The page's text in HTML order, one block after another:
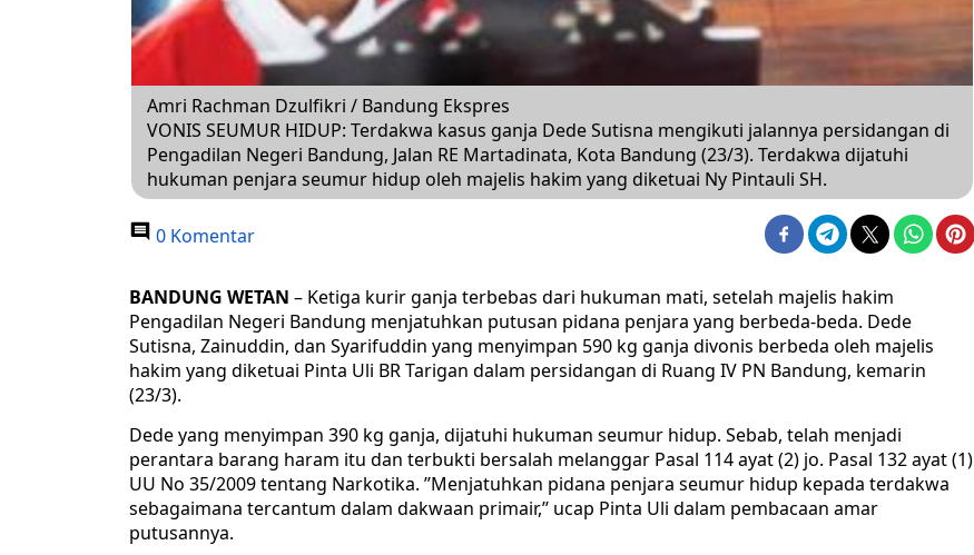
Amri Rachman Dzulfikri / Bandung Ekspres
VONIS SEUMUR HIDUP: Terdakwa kasus ganja Dede Sutisna mengikuti jalannya persidangan di
Pengadilan Negeri Bandung, Jalan RE Martadinata, Kota Bandung (23/3). Terdakwa dijatuhi
hukuman penjara seumur hidup oleh majelis hakim yang diketuai Ny Pintauli SH.
0 Komentar
BANDUNG WETAN – Ketiga kurir ganja terbebas dari hukuman mati, setelah majelis hakim
Pengadilan Negeri Bandung menjatuhkan putusan pidana penjara yang berbeda-beda. Dede
Sutisna, Zainuddin, dan Syarifuddin yang menyimpan 590 kg ganja divonis berbeda oleh majelis
hakim yang diketuai Pinta Uli BR Tarigan dalam persidangan di Ruang IV PN Bandung, kemarin
(23/3).
Dede yang menyimpan 390 kg ganja, dijatuhi hukuman seumur hidup. Sebab, telah menjadi
perantara barang haram itu dan terbukti bersalah melanggar Pasal 114 ayat (2) jo. Pasal 132 ayat (1)
UU No 35/2009 tentang Narkotika. ’’Menjatuhkan pidana penjara seumur hidup kepada terdakwa
sebagaimana tercantum dalam dakwaan primair,’’ ucap Pinta Uli dalam pembacaan amar
putusannya.